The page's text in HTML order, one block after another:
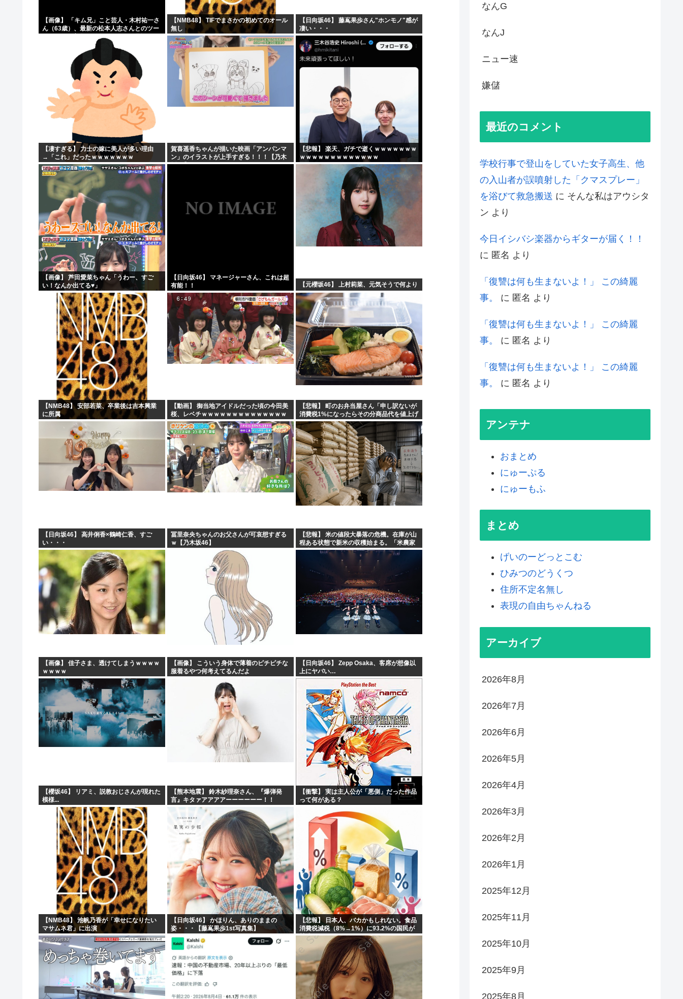
【画像】 「キム兄」こと芸人・木村祐一さ
ん（63歳）、最新の松本人志さんとのツー
ショットが完全に別人だとネット騒然！
「マジで誰かわからん」...
【NMB48】 TIFでまさかの初めてのオール
無し
【日向坂46】 藤嶌果歩さん"ホンモノ"感が
凄い・・・
【凄すぎる】 力士の嫁に美人が多い理由
→「これ」だったｗｗｗｗｗｗｗ
賀喜遥香ちゃんが描いた映画「アンパンマ
ン」のイラストが上手すぎる！！！【乃木
坂46】
【悲報】 楽天、ガチで逝くｗｗｗｗｗｗｗ
ｗｗｗｗｗｗｗｗｗｗｗｗｗ
【画像】 芦田愛菜ちゃん「うわー、すご
い！なんか出てる♥」
【日向坂46】 マネージャーさん、これは超
有能！！
【元櫻坂46】 上村莉菜、元気そうで何より
【NMB48】 安部若菜、卒業後は吉本興業
に所属
【動画】 御当地アイドルだった頃の今田美
桜、レベチｗｗｗｗｗｗｗｗｗｗｗｗｗｗ
ｗｗｗｗ
【悲報】 町のお弁当屋さん「申し訳ないが
消費税1%になったらその分商品代を値上げ
するわ」
【日向坂46】 高井俐香×鶴崎仁香、すご
い・・・
冨里奈央ちゃんのお父さんが可哀想すぎる
ｗ【乃木坂46】
【悲報】 米の値段大暴落の危機。在庫が山
程ある状態で新米の収穫始まる。「米農家
が生活できない」
【画像】 佳子さま、透けてしまうｗｗｗｗ
ｗｗｗｗ
【画像】 こういう身体で薄着のピチピチな
服着るやつ何考えてるんだよ
【日向坂46】 Zepp Osaka、客席が想像以
上にヤバい…
【櫻坂46】 リアミ、説教おじさんが現れた
模様...
【熊本地震】 鈴木紗理奈さん、『爆弾発
言』キタァアアアアーーーーーー！！
【衝撃】 実は主人公が「悪側」だった作品
って何がある？
【NMB48】 池帆乃香が「幸せになりたい
マサムネ君」に出演
【日向坂46】 かほりん、ありのままの
姿・・・【藤嶌果歩1st写真集】
【悲報】 日本人、バカかもしれない。食品
消費税減税（8%→1%）に93.2%の国民が
賛成してしまう
なんG
なんJ
ニュー速
嫌儲
最近のコメント
学校行事で登山をしていた女子高生、他
の入山者が誤噴射した「クマスプレー」
を浴びて救急搬送 に そんな私はアウシタ
ン より
今日イシバシ楽器からギターが届く！！
に 匿名 より
「復讐は何も生まないよ！」 この綺麗
事。
に 匿名 より
「復讐は何も生まないよ！」 この綺麗
事。
に 匿名 より
「復讐は何も生まないよ！」 この綺麗
事。
に 匿名 より
アンテナ
おまとめ
にゅーぷる
にゅーもふ
まとめ
げいのーどっとこむ
ひみつのどうくつ
住所不定名無し
表現の自由ちゃんねる
アーカイブ
2026年8月
2026年7月
2026年6月
2026年5月
2026年4月
2026年3月
2026年2月
2026年1月
2025年12月
2025年11月
2025年10月
2025年9月
2025年8月